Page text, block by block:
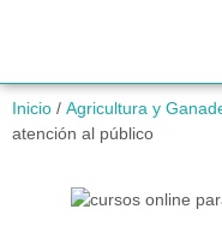
Inicio / Agricultura y
atención al público